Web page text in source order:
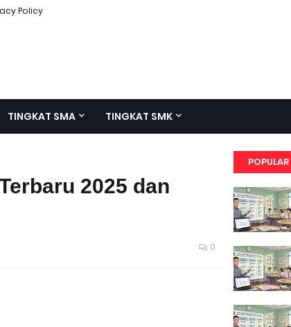
Policy
TINGKAT SMA TINGKAT SMK
2025 dan
0
POPULAR